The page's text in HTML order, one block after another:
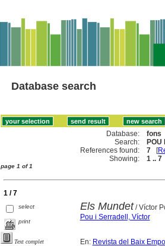
Database search
Database:
fons
Search:
POU
References found:
7 [
Showing:
1 .. 7
page 1 of 1
1 / 7
select
print
Text complet
Els Mundet/ Víctor
Pou i Serradell, Víctor
En: Revista del Baix